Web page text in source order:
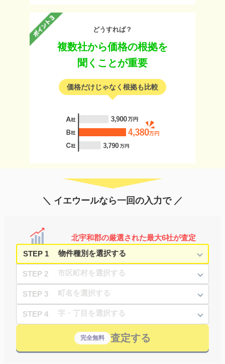
どうすれば？
複数社から価格の根拠を
聞くことが重要
価格だけじゃなく根拠も比較
＼ イエウールなら一回の入力で ／
北宇和郡の厳選された最大6社が査定
STEP 1
STEP 2
STEP 3
STEP 4
完全無料 査定する